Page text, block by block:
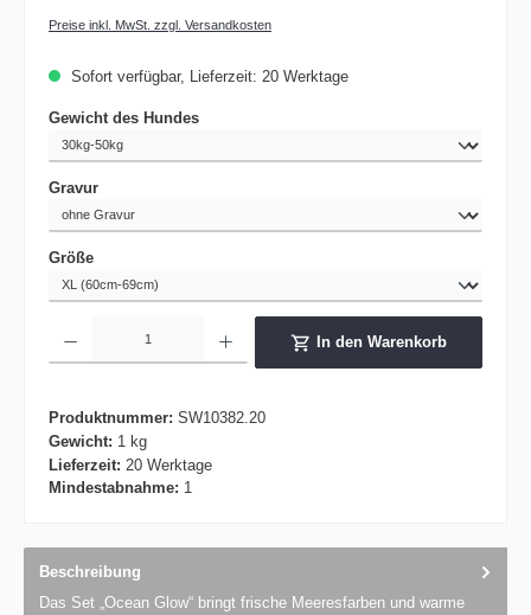
Preise inkl. MwSt. zzgl. Versandkosten
Sofort verfügbar, Lieferzeit: 20 Werktage
Gewicht des Hundesauswählen
Gravurauswählen
Größeauswählen
In den Warenkorb
Produktnummer: SW10382.20
Gewicht: 1 kg
Lieferzeit: 20 Werktage
Mindestabnahme: 1
Beschreibung
Das Set „Ocean Glow“ bringt frische Meeresfarben und warme